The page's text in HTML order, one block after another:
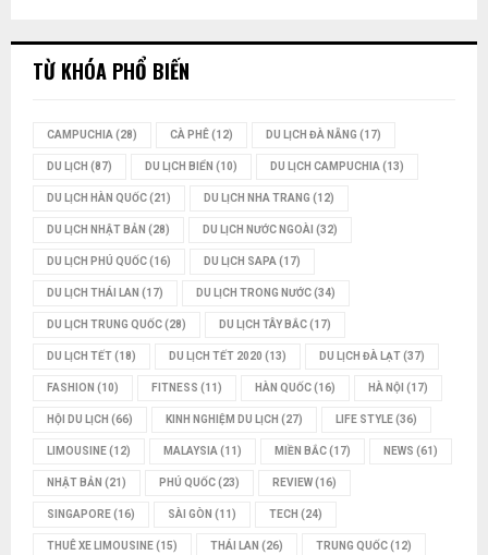
TỪ KHÓA PHỔ BIẾN
CAMPUCHIA (28) CÀ PHÊ(12) DU LỊCH ĐÀ NẴNG (17)
DU LỊCH (87) DU LỊCH BIỂN (10) DU LỊCH CAMPUCHIA (13)
DU LỊCH HÀN QUỐC(21) DU LỊCH NHA TRANG (12)
DU LỊCH NHẬT BẢN (28) DU LỊCH NƯỚC NGOÀI (32)
DU LỊCH PHÚ QUỐC(16) DU LỊCH SAPA (17)
DU LỊCH THÁI LAN (17) DU LỊCH TRONG NƯỚC(34)
DU LỊCH TRUNG QUỐC(28) DU LỊCH TÂY BẮC(17)
DU LỊCH TẾT(18) DU LỊCH TẾT 2020 (13) DU LỊCH ĐÀ LẠT(37)
FASHION (10) FITNESS (11) HÀN QUỐC(16) HÀ NỘI (17)
HỘI DU LỊCH (66) KINH NGHIỆM DU LỊCH (27) LIFE STYLE(36)
LIMOUSINE(12) MALAYSIA (11) MIỀN BẮC(17) NEWS (61)
NHẬT BẢN (21) PHÚ QUỐC(23) REVIEW(16)
SINGAPORE(16) SÀI GÒN (11) TECH (24)
THUÊ XE LIMOUSINE(15) THÁI LAN (26) TRUNG QUỐC(12)